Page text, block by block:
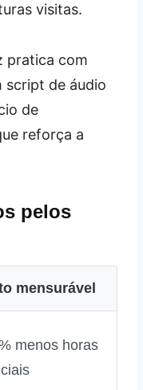
visitas.
pratica com
script de áudio
de
reforça a
pelos
mensurável
menos horas